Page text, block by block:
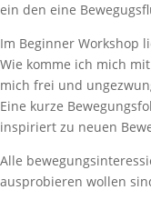
ein den eine
Im Beginner Workshop
Wie komme ich mich
mich frei und
Eine kurze
inspiriert zu neuen
Alle
ausprobieren wollen